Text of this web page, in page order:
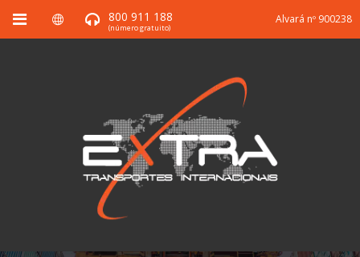
800 911 188
(número gratuito)
Alvará nº 900238